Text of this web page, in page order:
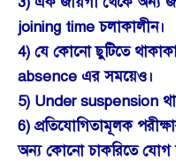
joining time চলাকালীন।
4) যে কোনো ছুটিতে
absence এর সময়েও।
5) Under suspension
6) প্রতিযোগিতামূলক
অন্য কোনো চাকরিতে যোগ